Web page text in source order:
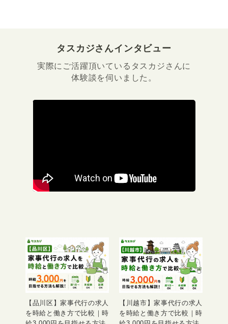
タスカジさんインタビュー
実際にご活躍頂いているタスカジさんに
体験談を伺いました。
【品川区】家事代行の求人
を時給と働き方で比較｜時
【川越市】家事代行の求人
を時給と働き方で比較｜時